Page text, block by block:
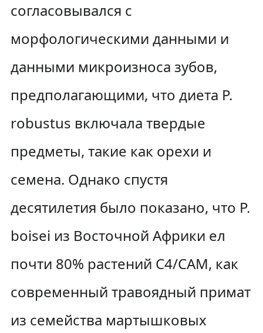
согласовывался с
морфологическими данными и
данными микроизноса зубов,
предполагающими, что диета P.
robustus включала твердые
предметы, такие как орехи и
семена. Однако спустя
десятилетия было показано, что P.
boisei из Восточной Африки ел
почти 80% растений C4/CAM, как
современный травоядный примат
из семейства мартышковых